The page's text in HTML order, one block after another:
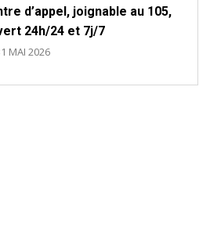
d’appel, joignable au 105,
24h/24 et 7j/7
MAI 2026